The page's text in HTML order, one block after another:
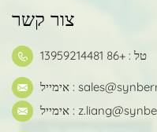
צור קשר
טל : +86 13959214481
אימייל :
אימייל :